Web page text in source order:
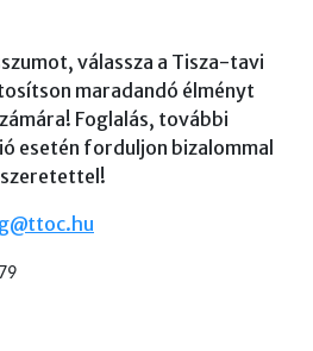
válassza a Tisza-tavi
maradandó élményt
Foglalás, további
esetén forduljon bizalommal